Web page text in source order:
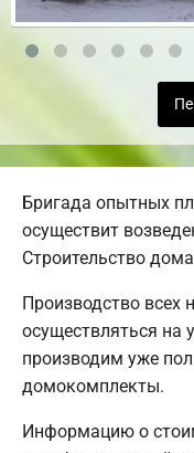
Бригада опытных
осуществит
Строительство
Производство всех
осуществляться на
производим уже
домокомплекты.
Информацию о